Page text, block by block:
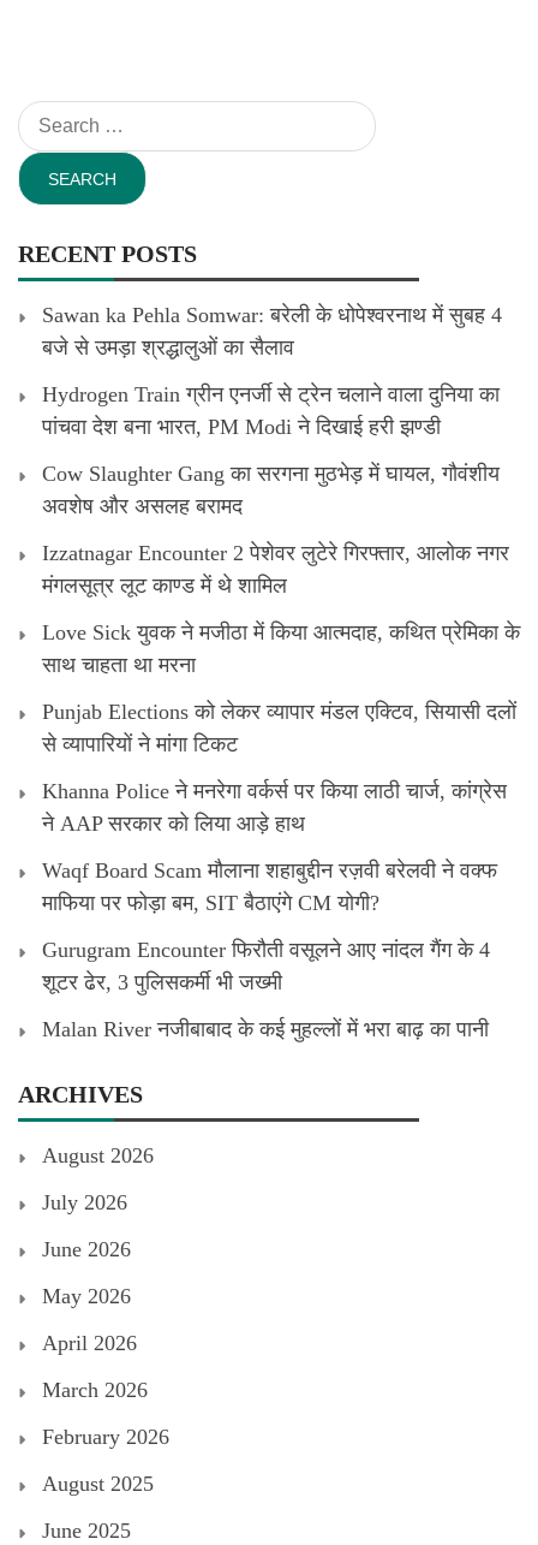
Search
for:
RECENT POSTS
Sawan ka Pehla Somwar: बरेली के धोपेश्वरनाथ में सुबह 4
बजे से उमड़ा श्रद्धालुओं का सैलाव
Hydrogen Train ग्रीन एनर्जी से ट्रेन चलाने वाला दुनिया का
पांचवा देश बना भारत, PM Modi ने दिखाई हरी झण्डी
Cow Slaughter Gang का सरगना मुठभेड़ में घायल, गौवंशीय
अवशेष और असलह बरामद
Izzatnagar Encounter 2 पेशेवर लुटेरे गिरफ्तार, आलोक नगर
मंगलसूत्र लूट काण्‍ड में थे शामिल
Love Sick युवक ने मजीठा में किया आत्मदाह, कथित प्रेमिका के
साथ चाहता था मरना
Punjab Elections को लेकर व्यापार मंडल एक्टिव, सियासी दलों
से व्यापारियों ने मांगा टिकट
Khanna Police ने मनरेगा वर्कर्स पर किया लाठी चार्ज, कांग्रेस
ने AAP सरकार को लिया आड़े हाथ
Waqf Board Scam मौलाना शहाबुद्दीन रज़वी बरेलवी ने वक्फ
माफिया पर फोड़ा बम, SIT बैठाएंगे CM योगी?
Gurugram Encounter फिरौती वसूलने आए नांदल गैंग के 4
शूटर ढेर, 3 पुलिसकर्मी भी जख्मी
Malan River नजीबाबाद के कई मुहल्लों में भरा बाढ़ का पानी
ARCHIVES
August 2026
July 2026
June 2026
May 2026
April 2026
March 2026
February 2026
August 2025
June 2025